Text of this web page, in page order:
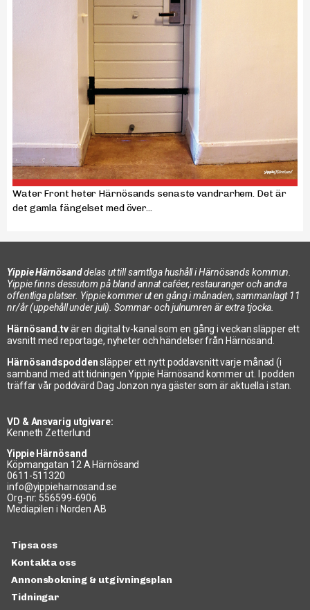
Water Front heter Härnösands senaste vandrarhem. Det är
det gamla fängelset med över...
Yippie Härnösanddelas ut till samtliga hushåll i Härnösands kommun.
Yippie finns dessutom på bland annat caféer, restauranger och andra
offentliga platser. Yippie kommer ut en gång i månaden, sammanlagt 11
nr/år (uppehåll under juli). Sommar- och julnumren är extra tjocka.
Härnösand.tvär en digital tv-kanal som en gång i veckan släpper ett
avsnitt med reportage, nyheter och händelser från Härnösand.
Härnösandspoddensläpper ett nytt poddavsnitt varje månad (i
samband med att tidningen Yippie Härnösand kommer ut. I podden
träffar vår poddvärd Dag Jonzon nya gäster som är aktuella i stan.
VD & Ansvarig utgivare:
Kenneth Zetterlund
Yippie Härnösand
Köpmangatan 12 A Härnösand
0611-511320
info@yippieharnosand.se
Org-nr: 556599-6906
Mediapilen i Norden AB
Tipsa oss
Kontakta oss
Annonsbokning & utgivningsplan
Tidningar